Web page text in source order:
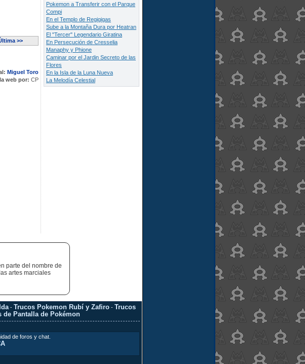
>>
Miguel Toro
web por: CP
Pokemon a Transferir con el Parque
Compi
En el Templo de Regigigas
Sube a la Montaña Dura por Heatran
El "Tercer" Legendario Giratina
En Persecución de Cresselia
Manaphy y Phione
Caminar por el Jardin Secreto de las
Flores
En la Isla de la Luna Nueva
La Melodía Celestial
parte del nombre de
artes marciales
- Trucos Pokemon Rubí y Zafiro- Trucos
de Pantalla de Pokémon
de foros y chat.